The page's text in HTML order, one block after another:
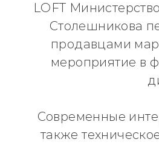
LOFT
Столешникова
продавцами
мероприятие в
Современные
также